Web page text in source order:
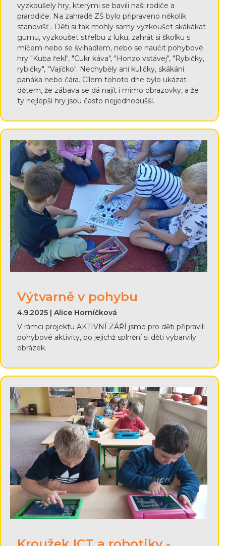
vyzkoušely hry, kterými se bavili naši rodiče a
prarodiče. Na zahradě ZŠ bylo připraveno několik
stanovišť . Děti si tak mohly samy vyzkoušet skákákat
gumu, vyzkoušet střelbu z luku, zahrát si školku s
míčem nebo se švihadlem, nebo se naučit pohybové
hry "Kuba řekl", "Cukr káva", "Honzo vstávej", "Rybičky,
rybičky", "Vajíčko". Nechyběly ani kuličky, skákání
panáka nebo čára. Cílem tohoto dne bylo ukázat
dětem, že zábava se dá najít i mimo obrazovky, a že
ty nejlepší hry jsou často nejjednodušší.
Výtvarně v pohybu
4.9.2025 | Alice Horníčková
V rámci projektu AKTIVNÍ ZÁŘÍ jsme pro děti připravili
pohybové aktivity, po jejichž splnění si děti vybarvily
obrázek.